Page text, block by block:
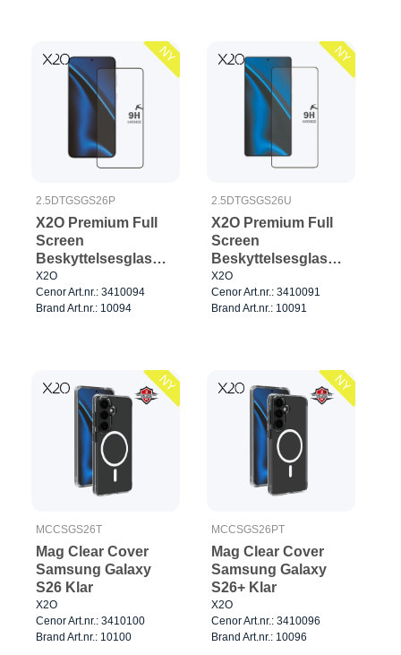
NY
2.5DTGSGS26P
X2O Premium Full
Screen
Beskyttelsesglas
Samsung Galaxy
S26+/S25+/S24+
X2O
Cenor Art.nr.: 3410094
Brand Art.nr.: 10094
NY
2.5DTGSGS26U
X2O Premium Full
Screen
Beskyttelsesglas
Samsung Galaxy
S26 Ultra
X2O
Cenor Art.nr.: 3410091
Brand Art.nr.: 10091
NY
MCCSGS26T
Mag Clear Cover
Samsung Galaxy
S26 Klar
X2O
Cenor Art.nr.: 3410100
Brand Art.nr.: 10100
NY
MCCSGS26PT
Mag Clear Cover
Samsung Galaxy
S26+ Klar
X2O
Cenor Art.nr.: 3410096
Brand Art.nr.: 10096